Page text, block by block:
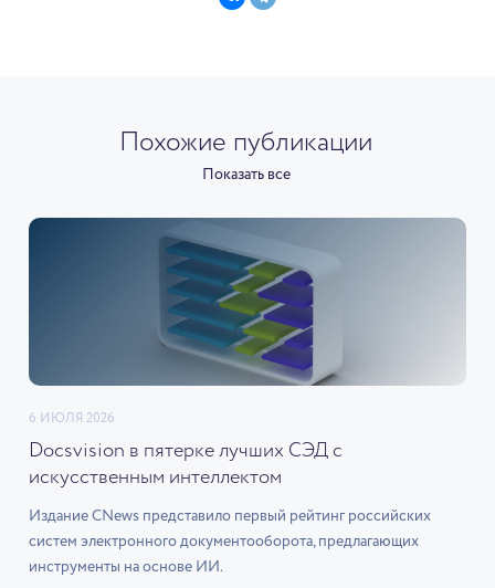
Похожие публикации
Показать все
6 ИЮЛЯ 2026
Docsvision в пятерке лучших СЭД с
искусственным интеллектом
Издание CNews представило первый рейтинг российских
систем электронного документооборота, предлагающих
инструменты на основе ИИ.